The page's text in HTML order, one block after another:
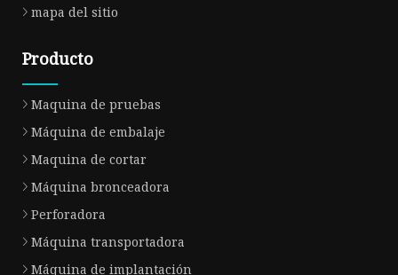
mapa del sitio
Producto
Maquina de pruebas
Máquina de embalaje
Maquina de cortar
Máquina bronceadora
Perforadora
Máquina transportadora
Máquina de implantación